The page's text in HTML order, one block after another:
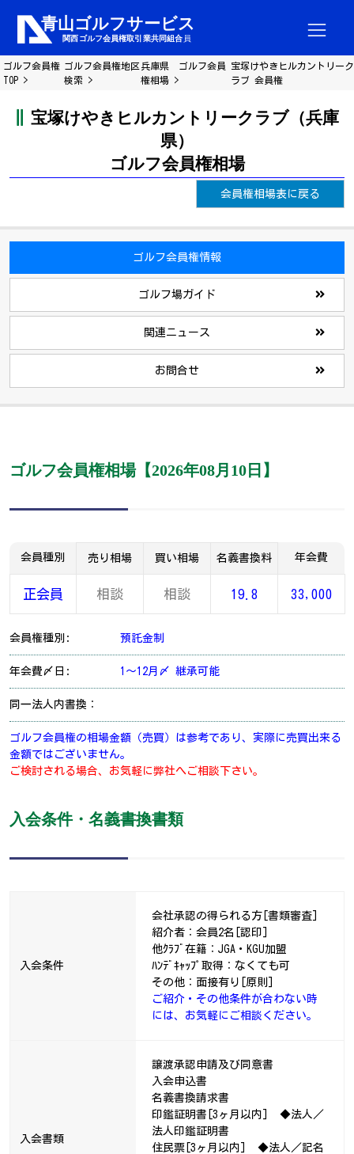
ゴルフ会員権
TOP
ゴルフ会員権地区
検索
兵庫県 ゴルフ会員
権相場
宝塚けやきヒルカントリーク
ラブ 会員権
宝塚けやきヒルカントリークラブ（兵庫
県）
ゴルフ会員権相場
会員権相場表に戻る
ゴルフ会員権情報
ゴルフ場ガイド
関連ニュース
お問合せ
ゴルフ会員権相場【2026年08月10日】
会員種別 売り相場 買い相場 名義書換料 年会費
正会員 相談 相談 19.8 33,000
会員権種別: 預託金制
年会費〆日: 1～12月〆 継承可能
同一法人内書換：
ゴルフ会員権の相場金額（売買）は参考であり、実際に売買出来る
金額ではございません。
ご検討される場合、お気軽に弊社へご相談下さい。
入会条件・名義書換書類
入会条件
会社承認の得られる方[書類審査]
紹介者：会員2名[認印]
他ｸﾗﾌﾞ在籍：JGA・KGU加盟
ﾊﾝﾃﾞｷｬｯﾌﾟ取得：なくても可
その他：面接有り[原則]
ご紹介・その他条件が合わない時
には、お気軽にご相談ください。
入会書類
譲渡承認申請及び同意書
入会申込書
名義書換請求書
印鑑証明書[3ヶ月以内] ◆法人／
法人印鑑証明書
住民票[3ヶ月以内] ◆法人／記名